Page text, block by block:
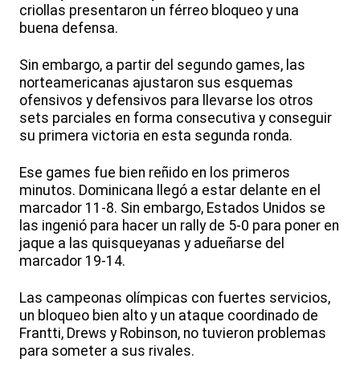
criollas presentaron un férreo bloqueo y una
buena defensa.
Sin embargo, a partir del segundo games, las
norteamericanas ajustaron sus esquemas
ofensivos y defensivos para llevarse los otros
sets parciales en forma consecutiva y conseguir
su primera victoria en esta segunda ronda.
Ese games fue bien reñido en los primeros
minutos. Dominicana llegó a estar delante en el
marcador 11-8. Sin embargo, Estados Unidos se
las ingenió para hacer un rally de 5-0 para poner en
jaque a las quisqueyanas y adueñarse del
marcador 19-14.
Las campeonas olímpicas con fuertes servicios,
un bloqueo bien alto y un ataque coordinado de
Frantti, Drews y Robinson, no tuvieron problemas
para someter a sus rivales.